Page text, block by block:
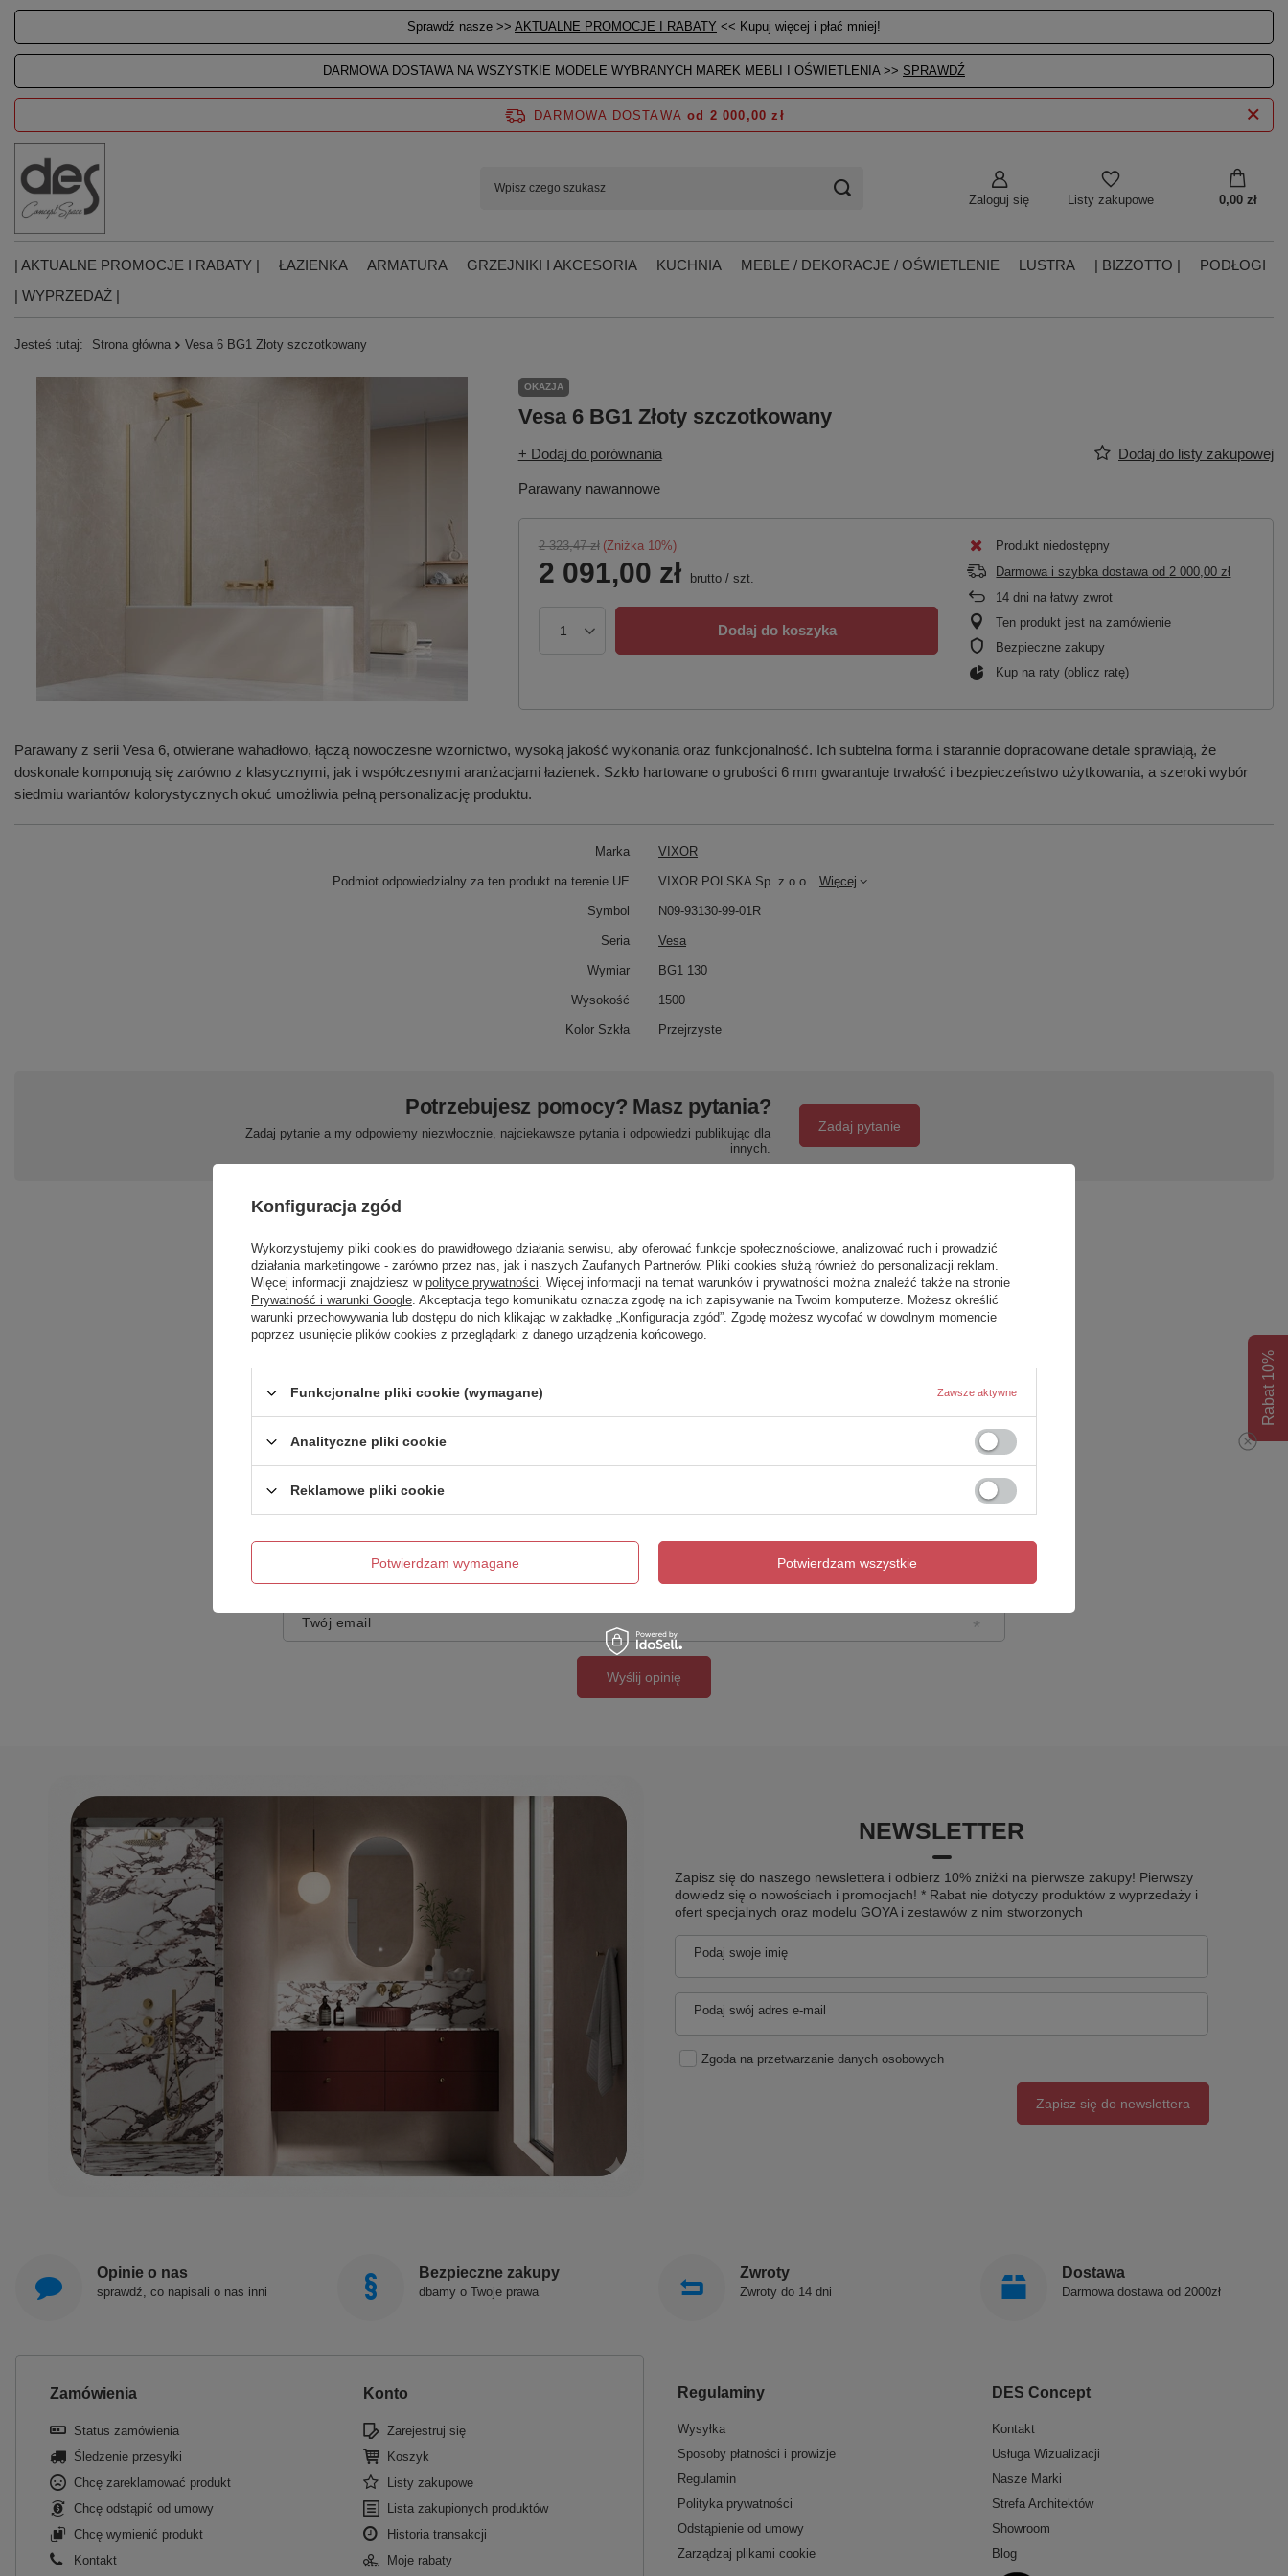
Sprawdź nasze >> AKTUALNE PROMOCJE I RABATY << Kupuj więcej i płać mniej!
DARMOWA DOSTAWA NA WSZYSTKIE MODELE WYBRANYCH MAREK MEBLI I OŚWIETLENIA >> SPRAWDŹ
Zaloguj się Listy zakupowe 0,00 zł
DARMOWA DOSTAWA od 2 000,00 zł
| AKTUALNE PROMOCJE I RABATY | ŁAZIENKA ARMATURA GRZEJNIKI I AKCESORIA KUCHNIA MEBLE / DEKORACJE / OŚWIETLENIE LUSTRA | BIZZOTTO |
PODŁOGI
| WYPRZEDAŻ |
Jesteś tutaj: Strona główna Vesa 6 BG1 Złoty szczotkowany
OKAZJA
Vesa 6 BG1 Złoty szczotkowany
+ Dodaj do porównania Dodaj do listy zakupowej
Parawany nawannowe
2 323,47 zł (Zniżka 10%)
2 091,00 zł brutto/ szt.
Dodaj do koszyka
Produkt niedostępny
Darmowa i szybka dostawa od 2 000,00 zł
14 dni na łatwy zwrot
Ten produkt jest na zamówienie
Bezpieczne zakupy
Kup na raty (oblicz ratę)
Parawany z serii Vesa 6, otwierane wahadłowo, łączą nowoczesne wzornictwo, wysoką jakość wykonania oraz funkcjonalność. Ich subtelna forma i starannie dopracowane detale sprawiają, że
doskonale komponują się zarówno z klasycznymi, jak i współczesnymi aranżacjami łazienek. Szkło hartowane o grubości 6 mm gwarantuje trwałość i bezpieczeństwo użytkowania, a szeroki wybór
siedmiu wariantów kolorystycznych okuć umożliwia pełną personalizację produktu.
Marka VIXOR
Podmiot odpowiedzialny za ten produkt na terenie UE VIXOR POLSKA Sp. z o.o. Więcej
Symbol N09-93130-99-01R
Seria Vesa
Wymiar BG1 130
Wysokość 1500
Kolor Szkła Przejrzyste
Potrzebujesz pomocy? Masz pytania?
Zadaj pytanie a my odpowiemy niezwłocznie, najciekawsze pytania i odpowiedzi publikując dla
innych.
Zadaj pytanie
Twoja ocena:
5/5
Dodaj własne zdjęcie produktu:
Twój email
Wyślij opinię
NEWSLETTER
Zapisz się do naszego newslettera i odbierz 10% zniżki na pierwsze zakupy! Pierwszy
dowiedz się o nowościach i promocjach! * Rabat nie dotyczy produktów z wyprzedaży i
ofert specjalnych oraz modelu GOYA i zestawów z nim stworzonych
Podaj swoje imię
Podaj swój adres e-mail
Zgoda na przetwarzanie danych osobowych
Zapisz się do newslettera
Opinie o nas
sprawdź, co napisali o nas inni
Bezpieczne zakupy
dbamy o Twoje prawa
Zwroty
Zwroty do 14 dni
Dostawa
Darmowa dostawa od 2000zł
Zamówienia
Status zamówienia
Śledzenie przesyłki
Chcę zareklamować produkt
Chcę odstąpić od umowy
Chcę wymienić produkt
Kontakt
Konto
Zarejestruj się
Koszyk
Listy zakupowe
Lista zakupionych produktów
Historia transakcji
Moje rabaty
Regulaminy
Wysyłka
Sposoby płatności i prowizje
Regulamin
Polityka prywatności
Odstąpienie od umowy
Zarządzaj plikami cookie
DES Concept
Kontakt
Usługa Wizualizacji
Nasze Marki
Strefa Architektów
Showroom
Blog
Rabat 10%
Konfiguracja zgód
Wykorzystujemy pliki cookies do prawidłowego działania serwisu, aby oferować funkcje społecznościowe, analizować ruch i prowadzić
działania marketingowe - zarówno przez nas, jak i naszych Zaufanych Partnerów. Pliki cookies służą również do personalizacji reklam.
Więcej informacji znajdziesz w polityce prywatności. Więcej informacji na temat warunków i prywatności można znaleźć także na stronie
Prywatność i warunki Google. Akceptacja tego komunikatu oznacza zgodę na ich zapisywanie na Twoim komputerze. Możesz określić
warunki przechowywania lub dostępu do nich klikając w zakładkę „Konfiguracja zgód”. Zgodę możesz wycofać w dowolnym momencie
poprzez usunięcie plików cookies z przeglądarki z danego urządzenia końcowego.
Funkcjonalne pliki cookie (wymagane) Zawsze aktywne
Analityczne pliki cookie
Reklamowe pliki cookie
Potwierdzam wymagane Potwierdzam wszystkie